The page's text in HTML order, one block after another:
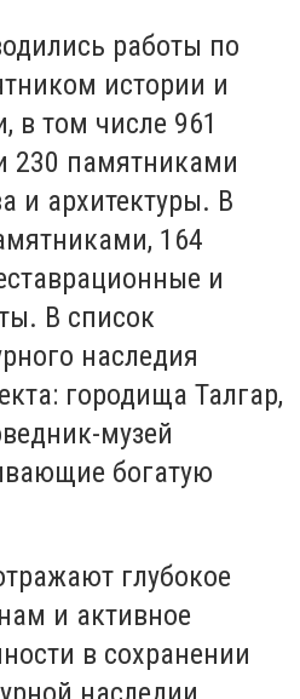
работы по
истории и
в том числе 961
230 памятниками
и архитектуры. В
164
и
В список
наследия
городища Талгар,
музей
богатую
глубокое
и активное
в сохранении